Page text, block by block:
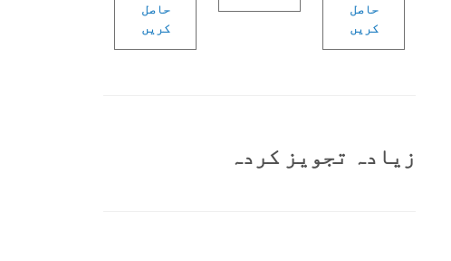
حاصل
کریں
حاصل
کریں
زیادہ تجویز کردہ